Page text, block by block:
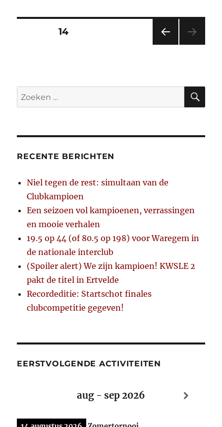
Berichten
PAGINA14
Zoeken
naar:
RECENTE BERICHTEN
Niel tegen de rest: simultaan van de
Clubkampioen
Een seizoen vol kampioenen, verrassingen
en mooie verhalen
19.5 op 44 (of 80.5 op 198) voor Waregem in
de nationale interclub
(Spoiler alert) We zijn kampioen! KWSLE 2
pakt de titel in Ertvelde
Recordeditie: Startschot finales
clubcompetitie gegeven!
EERSTVOLGENDE ACTIVITEITEN
aug - sep 2026